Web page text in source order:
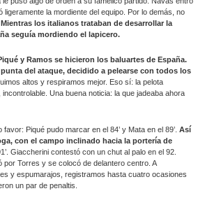
ligeramente la mordiente del equipo. Por lo demás, no
Mientras los italianos trataban de desarrollar la
seguía mordiendo el lapicero.
y Ramos se hicieron los baluartes de España.
del ataque, decidido a pelearse con todos los
altos y respiramos mejor. Eso sí: la pelota
Una buena noticia: la que jadeaba ahora
Piqué pudo marcar en el 84’ y Mata en el 89’. Así
con el campo inclinado hacia la portería de
Giaccherini contestó con un chut al palo en el 92.
por Torres y se colocó de delantero centro. A
y espumarajos, registramos hasta cuatro ocasiones
un par de penaltis.